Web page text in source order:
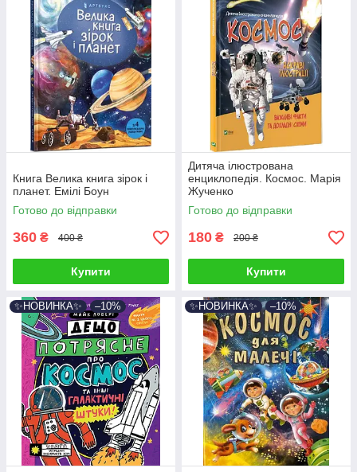
Книга Велика книга зірок і
планет. Емілі Боун
Готово до відправки
360 ₴ 400 ₴
Купити
Дитяча ілюстрована
енциклопедія. Космос. Марія
Жученко
Готово до відправки
180 ₴ 200 ₴
Купити
✨НОВИНКА✨ –10% ✨НОВИНКА✨ –10%